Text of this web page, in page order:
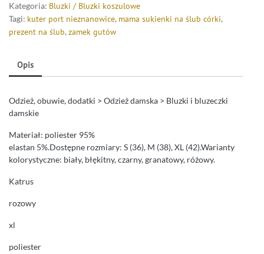
Kategoria: Bluzki / Bluzki koszulowe
Tagi: kuter port nieznanowice, mama sukienki na ślub córki,
prezent na ślub, zamek gutów
Opis
Odzież, obuwie, dodatki > Odzież damska > Bluzki i bluzeczki
damskie
Materiał: poliester 95%
elastan 5%.Dostępne rozmiary: S (36), M (38), XL (42).Warianty
kolorystyczne: biały, błękitny, czarny, granatowy, różowy.
Katrus
rozowy
xl
poliester